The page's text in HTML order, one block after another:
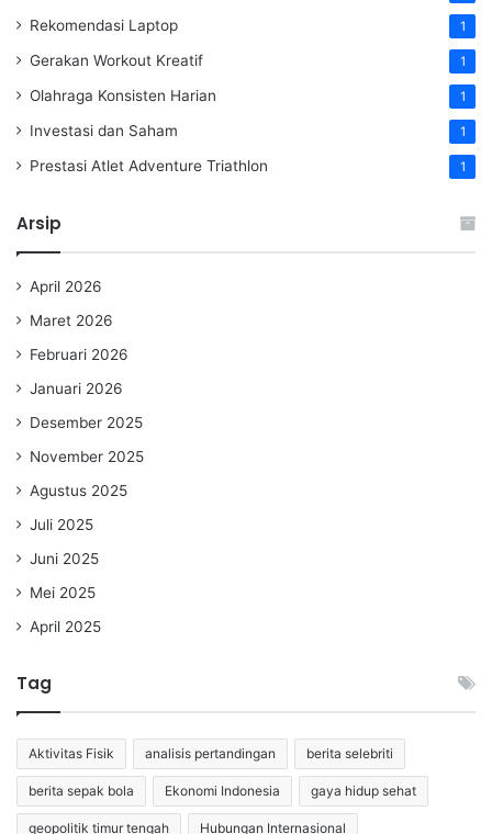
Rekomendasi Laptop 1
Gerakan Workout Kreatif 1
Olahraga Konsisten Harian 1
Investasi dan Saham 1
Prestasi Atlet Adventure Triathlon 1
Arsip
April 2026
Maret 2026
Februari 2026
Januari 2026
Desember 2025
November 2025
Agustus 2025
Juli 2025
Juni 2025
Mei 2025
April 2025
Tag
Aktivitas Fisik analisis pertandingan berita selebriti
berita sepak bola Ekonomi Indonesia gaya hidup sehat
geopolitik timur tengah Hubungan Internasional